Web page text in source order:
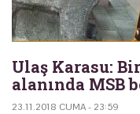
Ulaş Karasu:
alanında MSB
23.11.2018 CUMA - 23:59